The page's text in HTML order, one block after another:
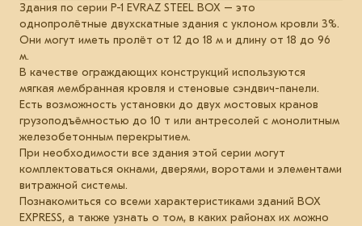
Здания по серии Р-1 EVRAZ STEEL BOX – это
однопролётные двухскатные здания с уклоном кровли 3%.
Они могут иметь пролёт от 12 до 18 м и длину от 18 до 96
м.
В качестве ограждающих конструкций используются
мягкая мембранная кровля и стеновые сэндвич-панели.
Есть возможность установки до двух мостовых кранов
грузоподъёмностью до 10 т или антресолей с монолитным
железобетонным перекрытием.
При необходимости все здания этой серии могут
комплектоваться окнами, дверями, воротами и элементами
витражной системы.
Познакомиться со всеми характеристиками зданий ВОХ
EXPRESS, а также узнать о том, в каких районах их можно